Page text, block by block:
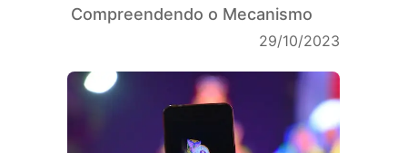
Compreendendo o Mecanismo
29/10/2023